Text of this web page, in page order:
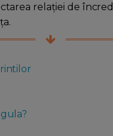
relației de